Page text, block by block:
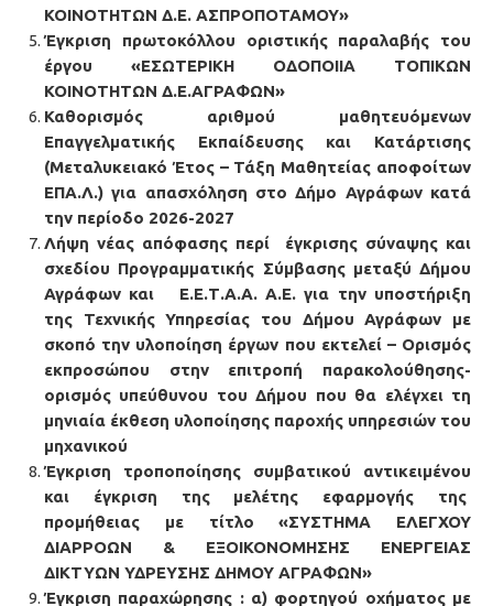
ΚΟΙΝΟΤΗΤΩΝ Δ.Ε. ΑΣΠΡΟΠΟΤΑΜΟΥ»
Έγκριση πρωτοκόλλου οριστικής παραλαβής του
έργου «ΕΣΩΤΕΡΙΚΗ ΟΔΟΠΟΙΙΑ ΤΟΠΙΚΩΝ
ΚΟΙΝΟΤΗΤΩΝ Δ.Ε.ΑΓΡΑΦΩΝ»
Καθορισμός αριθμού μαθητευόμενων
Επαγγελματικής Εκπαίδευσης και Κατάρτισης
(Μεταλυκειακό Έτος – Τάξη Μαθητείας αποφοίτων
ΕΠΑ.Λ.) για απασχόληση στο Δήμο Αγράφων κατά
την περίοδο 2026-2027
Λήψη νέας απόφασης περί έγκρισης σύναψης και
σχεδίου Προγραμματικής Σύμβασης μεταξύ Δήμου
Αγράφων και Ε.Ε.Τ.Α.Α. Α.Ε. για την υποστήριξη
της Τεχνικής Υπηρεσίας του Δήμου Αγράφων με
σκοπό την υλοποίηση έργων που εκτελεί – Ορισμός
εκπροσώπου στην επιτροπή παρακολούθησης-
ορισμός υπεύθυνου του Δήμου που θα ελέγχει τη
μηνιαία έκθεση υλοποίησης παροχής υπηρεσιών του
μηχανικού
Έγκριση τροποποίησης συμβατικού αντικειμένου
και έγκριση της μελέτης εφαρμογής της
προμήθειας με τίτλο «ΣΥΣΤΗΜΑ ΕΛΕΓΧΟΥ
ΔΙΑΡΡΟΩΝ & ΕΞΟΙΚΟΝΟΜΗΣΗΣ ΕΝΕΡΓΕΙΑΣ
ΔΙΚΤΥΩΝ ΥΔΡΕΥΣΗΣ ΔΗΜΟΥ ΑΓΡΑΦΩΝ»
Έγκριση παραχώρησης : α) φορτηγού οχήματος με